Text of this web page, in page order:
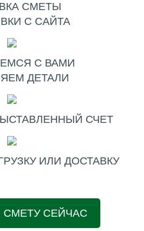
СМЕТЫ
С САЙТА
С ВАМИ
ДЕТАЛИ
СЧЕТ
ИЛИ ДОСТАВКУ
СМЕТУ СЕЙЧАС